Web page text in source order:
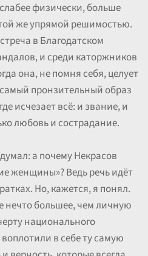
физически, больше
же упрямой решимостью.
в Благодатском
и среди каторжников
она, не помня себя, целует
пронзительный образ
исчезает всё: и звание, и
любовь и сострадание.
а почему Некрасов
женщины»? Ведь речь идёт
Но, кажется, я понял.
нечто большее, чем личную
национального
в себе ту самую